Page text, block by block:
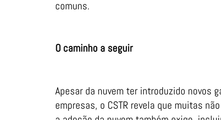
comuns.
O caminho a seguir
Apesar da nuvem ter introduzido novos
empresas, o CSTR revela que muitas